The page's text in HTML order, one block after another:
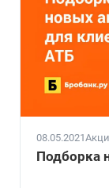
08.05.2021
Подборка